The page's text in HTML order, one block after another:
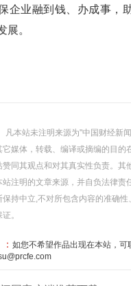
企业融到钱、办成事，
展。
凡本站未注明来源为"中国财经新
它媒体，转载、编译或摘编的目的
同其观点和对其真实性负责。其
站注明的文章来源，并自负法律责
保持中立,不对所包含内容的准确
。
如您不希望作品出现在本站，